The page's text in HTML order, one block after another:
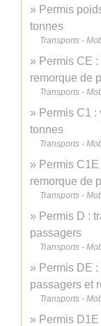
Permis
tonnes
Transports -
Permis CE
remorque de
Transports -
Permis C1
tonnes
Transports -
Permis
remorque de
Transports -
Permis D :
passagers
Transports -
Permis DE
passagers et
Transports -
Permis